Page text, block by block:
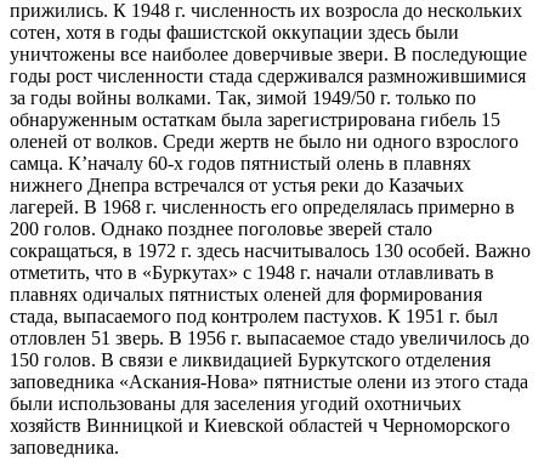
прижились. К 1948 г. численность их возросла до нескольких
сотен, хотя в годы фашистской оккупации здесь были
уничтожены все наиболее доверчивые звери. В последующие
годы рост численности стада сдерживался размножившимися
за годы войны волками. Так, зимой 1949/50 г. только по
обнаруженным остаткам была зарегистрирована гибель 15
оленей от волков. Среди жертв не было ни одного взрослого
самца. К’началу 60-х годов пятнистый олень в плавнях
нижнего Днепра встречался от устья реки до Казачьих
лагерей. В 1968 г. численность его определялась примерно в
200 голов. Однако позднее поголовье зверей стало
сокращаться, в 1972 г. здесь насчитывалось 130 особей. Важно
отметить, что в «Буркутах» с 1948 г. начали отлавливать в
плавнях одичалых пятнистых оленей для формирования
стада, выпасаемого под контролем пастухов. К 1951 г. был
отловлен 51 зверь. В 1956 г. выпасаемое стадо увеличилось до
150 голов. В связи е ликвидацией Буркутского отделения
заповедника «Аскания-Нова» пятнистые олени из этого стада
были использованы для заселения угодий охотничьих
хозяйств Винницкой и Киевской областей ч Черноморского
заповедника.